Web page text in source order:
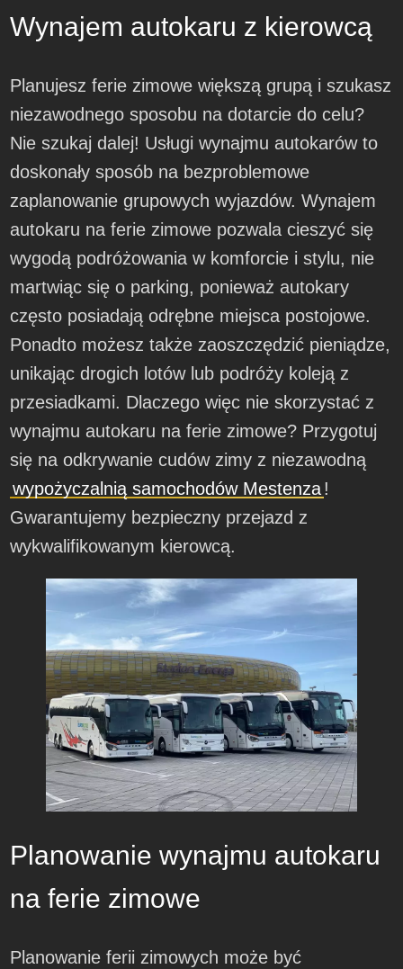
Wynajem autokaru z kierowcą
Planujesz ferie zimowe większą grupą i szukasz
niezawodnego sposobu na dotarcie do celu?
Nie szukaj dalej! Usługi wynajmu autokarów to
doskonały sposób na bezproblemowe
zaplanowanie grupowych wyjazdów. Wynajem
autokaru na ferie zimowe pozwala cieszyć się
wygodą podróżowania w komforcie i stylu, nie
martwiąc się o parking, ponieważ autokary
często posiadają odrębne miejsca postojowe.
Ponadto możesz także zaoszczędzić pieniądze,
unikając drogich lotów lub podróży koleją z
przesiadkami. Dlaczego więc nie skorzystać z
wynajmu autokaru na ferie zimowe? Przygotuj
się na odkrywanie cudów zimy z niezawodną
wypożyczalnią samochodów Mestenza!
Gwarantujemy bezpieczny przejazd z
wykwalifikowanym kierowcą.
Planowanie wynajmu autokaru
na ferie zimowe
Planowanie ferii zimowych może być